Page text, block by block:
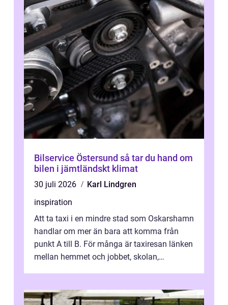
Bilservice Östersund så tar du hand om
bilen i jämtländskt klimat
30 juli 2026
Karl Lindgren
inspiration
Att ta taxi i en mindre stad som Oskarshamn
handlar om mer än bara att komma från
punkt A till B. För många är taxiresan länken
mellan hemmet och jobbet, skolan,